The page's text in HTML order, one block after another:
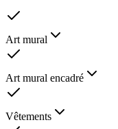
Art mural
Art mural encadré
Vêtements